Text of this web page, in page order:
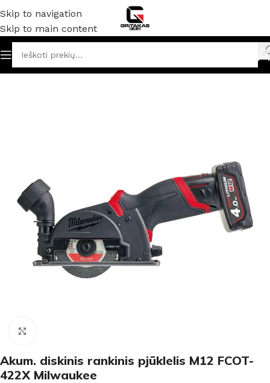
Skip to navigation
Skip to main content
Akumuliatoriniai ir elektriniai įrankiai Diskiniai pjūklai
Akum. diskinis rankinis pjūklelis M12 FCOT-
422X Milwaukee